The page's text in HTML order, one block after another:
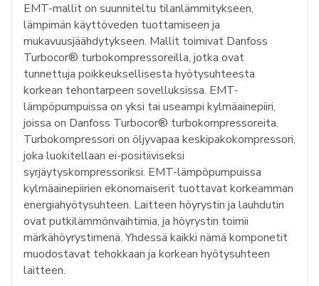
EMT-mallit on suunniteltu tilanlämmitykseen,
lämpimän käyttöveden tuottamiseen ja
mukavuusjäähdytykseen. Mallit toimivat Danfoss
Turbocor® turbokompressoreilla, jotka ovat
tunnettuja poikkeuksellisesta hyötysuhteesta
korkean tehontarpeen sovelluksissa. EMT-
lämpöpumpuissa on yksi tai useampi kylmäainepiiri,
joissa on Danfoss Turbocor® turbokompressoreita.
Turbokompressori on öljyvapaa keskipakokompressori,
joka luokitellaan ei-positiiviseksi
syrjäytyskompressoriksi. EMT-lämpöpumpuissa
kylmäainepiirien ekonomaiserit tuottavat korkeamman
energiahyötysuhteen. Laitteen höyrystin ja lauhdutin
ovat putkilämmönvaihtimia, ja höyrystin toimii
märkähöyrystimenä. Yhdessä kaikki nämä komponetit
muodostavat tehokkaan ja korkean hyötysuhteen
laitteen.